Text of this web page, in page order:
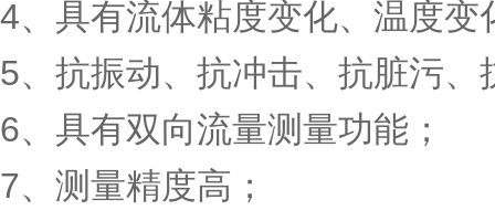
4、具有流体粘度变化、温度
5、抗振动、抗冲击、抗脏污、
6、具有双向流量测量功能；
7、测量精度高；